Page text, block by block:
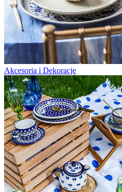
Akcesoria i Dekoracje